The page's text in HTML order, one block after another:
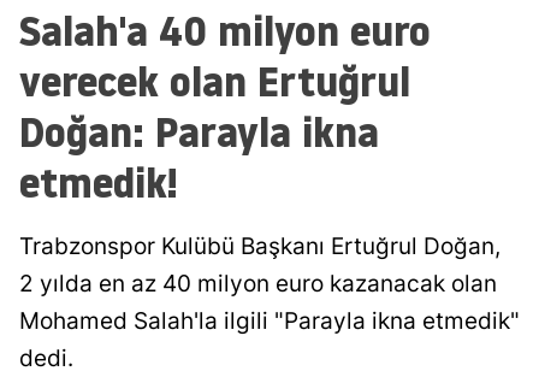
Salah'a 40 milyon euro
verecek olan Ertuğrul
Doğan: Parayla ikna
etmedik!
Trabzonspor Kulübü Başkanı Ertuğrul Doğan,
2 yılda en az 40 milyon euro kazanacak olan
Mohamed Salah'la ilgili "Parayla ikna etmedik"
dedi.